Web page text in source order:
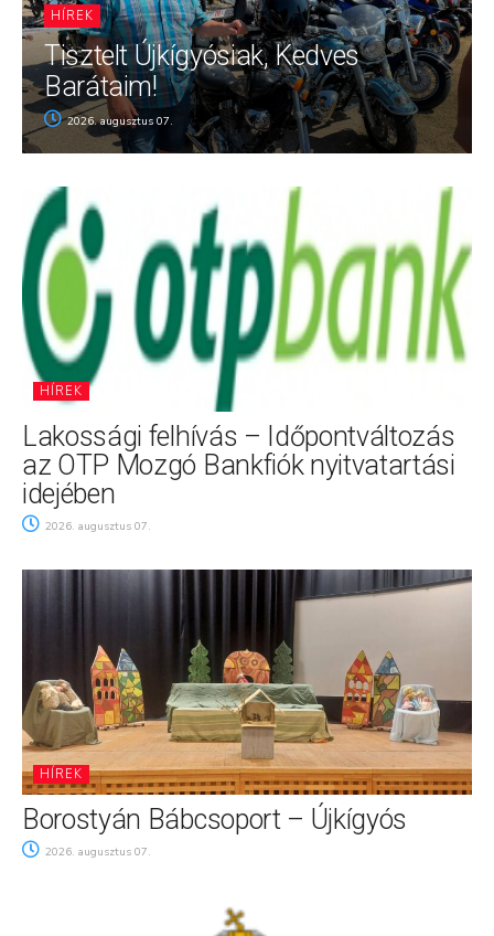
HÍREK
Tisztelt Újkígyósiak, Kedves
Barátaim!
2026. augusztus 07.
HÍREK
Lakossági felhívás – Időpontváltozás
az OTP Mozgó Bankfiók nyitvatartási
idejében
2026. augusztus 07.
HÍREK
Borostyán Bábcsoport – Újkígyós
2026. augusztus 07.